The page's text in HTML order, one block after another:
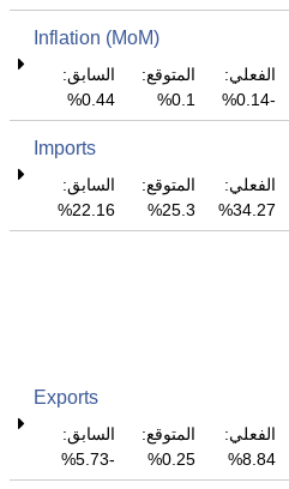
Inflation (MoM)
الفعلي:
-0.14%
المتوقع:
0.1%
السابق:
0.44%
Imports
الفعلي:
34.27%
المتوقع:
25.3%
السابق:
22.16%
Exports
الفعلي:
8.84%
المتوقع:
0.25%
السابق:
-5.73%